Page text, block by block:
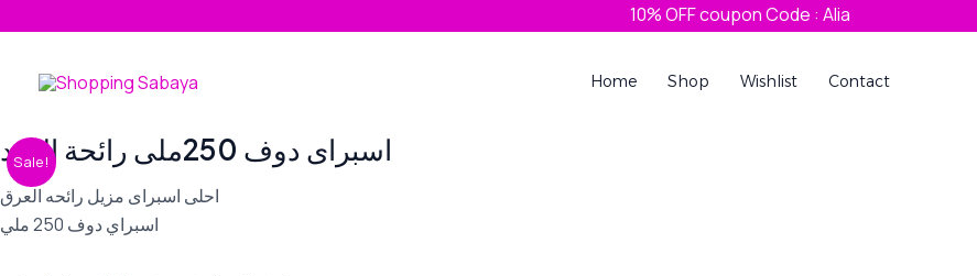
content
10% OFF coupon Code : Alia
Home Shop Wishlist Contact
اسبراى دوف 250ملى رائحة الورد
احلى اسبراى مزيل رائحه العرق
اسبراي دوف 250 ملي
Original
price
was:
235,00 EGP.
Current
price
اسبراى
دوف
250ملى
رائحة
Sale!